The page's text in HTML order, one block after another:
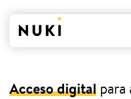
Acceso digital